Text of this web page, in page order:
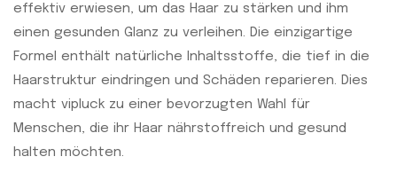
effektiv erwiesen, um das Haar zu stärken und ihm
einen gesunden Glanz zu verleihen. Die einzigartige
Formel enthält natürliche Inhaltsstoffe, die tief in die
Haarstruktur eindringen und Schäden reparieren. Dies
macht vipluck zu einer bevorzugten Wahl für
Menschen, die ihr Haar nährstoffreich und gesund
halten möchten.